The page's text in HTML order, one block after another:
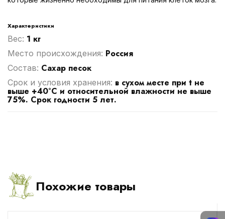
Характеристики
Вес: 1 кг
Место происхождения: Россия
Cостав: Сахар песок
Срок и условия хранения: в сухом месте при t не
выше +40°C и относительной влажности не выше
75%. Срок годности 5 лет.
Похожие товары